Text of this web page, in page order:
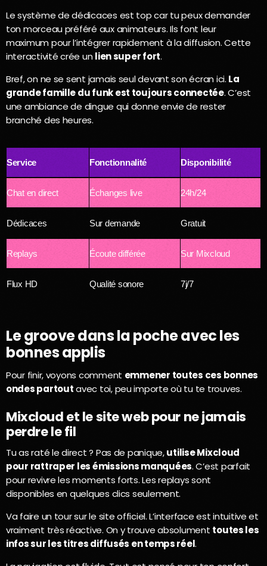
Le système de dédicaces est top car tu peux demander
ton morceau préféré aux animateurs. Ils font leur
maximum pour l’intégrer rapidement à la diffusion. Cette
interactivité crée unlien super fort.
Bref, on ne se sent jamais seul devant son écran ici. La
grande famille du funk est toujours connectée. C’est
une ambiance de dingue qui donne envie de rester
branché des heures.
Service Fonctionnalité Disponibilité
Chat en direct Échanges live 24h/24
Dédicaces Sur demande Gratuit
Replays Écoute différée Sur Mixcloud
Flux HD Qualité sonore 7j/7
Le groove dans la poche avec les
bonnes applis
Pour finir, voyons comment emmener toutes ces bonnes
ondes partoutavec toi, peu importe où tu te trouves.
Mixcloud et le site web pour ne jamais
perdre le fil
Tu as raté le direct ? Pas de panique,utilise Mixcloud
pour rattraper les émissions manquées. C’est parfait
pour revivre les moments forts. Les replays sont
disponibles en quelques clics seulement.
Va faire un tour sur le site officiel. L’interface est intuitive et
vraiment très réactive. On y trouve absolument toutes les
infos sur les titres diffusés en temps réel.